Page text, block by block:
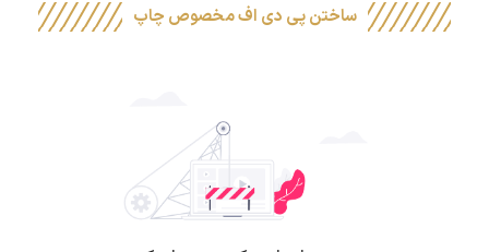
ساختن پی دی اف مخصوص چاپ